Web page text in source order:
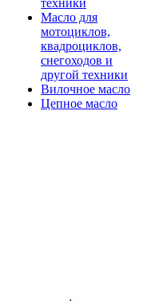
техники
Масло для
мотоциклов,
квадроциклов,
снегоходов и
другой техники
Вилочное масло
Цепное масло